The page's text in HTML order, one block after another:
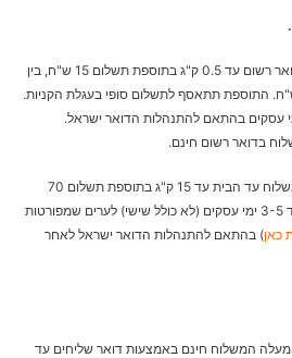
2. אספקת המוצרים באמצעות דואר רשום עד 0.5 ק"ג בתוספת תשלום 15 ש"ח, בין
ק"ג ל – 2 ק"ג בתוספת 30 ש"ח. התוספת תתאסף לתשלום סופי בעגלת הקניות.
המוצרים תהינה עד 7 ימי עסקים בהתאם להתנהלות הדואר ישראל.
3. אספקת המוצרים באמצעות משלוח עד הבית עד 15 ק"ג בתוספת תשלום 70
ש"ח .אספקת המוצרים תהינה עד 3-5 ימי עסקים (לא כולל שישי) לערים שמפורטות
כאן) בהתאם להתנהלות הדואר ישראל לאחר
מע"מ ומעלה המשלוח חינם באמצעות דואר שליחים עד